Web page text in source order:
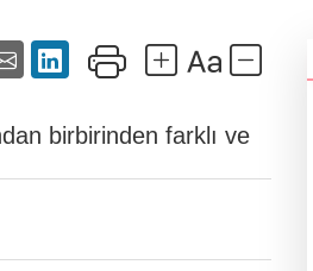
birbirinden farklı ve